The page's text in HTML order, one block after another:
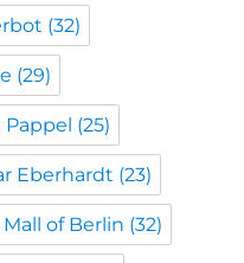
(32)
(29)
Pappel (25)
Eberhardt (23)
Mall of Berlin (32)